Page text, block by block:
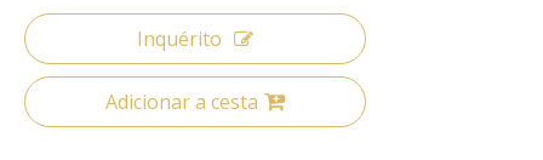
Inquérito
Adicionar a cesta